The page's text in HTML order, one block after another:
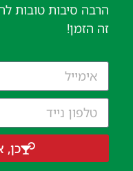
הרבה סיבות טובות
זה הזמן!